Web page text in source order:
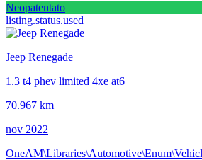
Neopatentato
listing.status.used
Jeep Renegade
1.3 t4 phev limited 4xe at6
70.967 km
nov 2022